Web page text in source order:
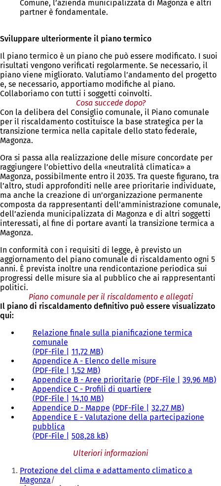
Comune, l’azienda municipalizzata di Magonza e altri
partner è fondamentale.
Sviluppare ulteriormente il piano termico
Il piano termico è un piano che può essere modificato. I suoi
risultati vengono verificati regolarmente. Se necessario, il
piano viene migliorato. Valutiamo l’andamento del progetto
e, se necessario, apportiamo modifiche al piano.
Collaboriamo con tutti i soggetti coinvolti.
Cosa succede dopo?
Con la delibera del Consiglio comunale, il Piano comunale
per il riscaldamento costituisce la base strategica per la
transizione termica nella capitale dello stato federale,
Magonza.
Ora si passa alla realizzazione delle misure concordate per
raggiungere l’obiettivo della «neutralità climatica» a
Magonza, possibilmente entro il 2035. Tra queste figurano, tra
l’altro, studi approfonditi nelle aree prioritarie individuate,
ma anche la creazione di un’organizzazione permanente
composta da rappresentanti dell’amministrazione comunale,
dell’azienda municipalizzata di Magonza e di altri soggetti
interessati, al fine di portare avanti la transizione termica a
Magonza.
In conformità con i requisiti di legge, è previsto un
aggiornamento del piano comunale di riscaldamento ogni 5
anni. È prevista inoltre una rendicontazione periodica sui
progressi delle misure sia al pubblico che ai rappresentanti
politici.
Piano comunale per il riscaldamento e allegati
Il piano di riscaldamento definitivo può essere visualizzato
qui:
Relazione finale sulla pianificazione termica
comunale
PDF-File
11,72 MB
Appendice A - Elenco delle misure
PDF-File
1,52 MB
Appendice B - Aree prioritarie PDF-File
39,96 MB
Appendice C - Profili di quartiere
PDF-File
14,10 MB
Appendice D - Mappe PDF-File
32,27 MB
Appendice E - Valutazione della partecipazione
pubblica
PDF-File
508,28 kB
Ulteriori informazioni
Siete
qui:
Protezione del clima e adattamento climatico a
Magonza